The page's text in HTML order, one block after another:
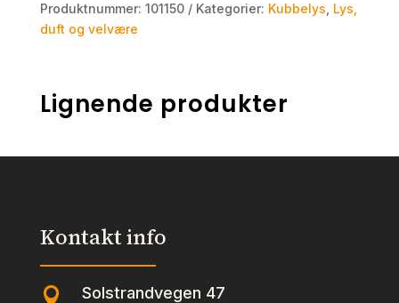
Produktnummer: 101150 Kategorier: Kubbelys Lys,
duft og velvære
Lignende produkter
Kontakt info
 Solstrandvegen 47